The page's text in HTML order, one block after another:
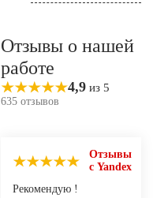
Отзывы о нашей
работе
4,9 из 5
635 отзывов
Отзывы
с Yandex
Рекомендую !